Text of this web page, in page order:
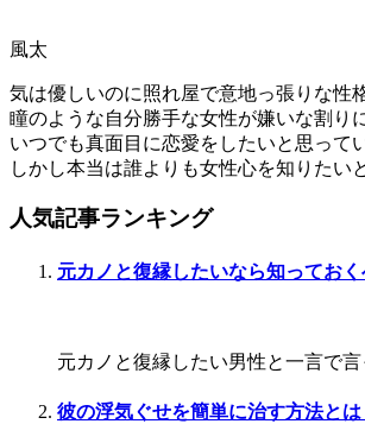
風太
気は優しいのに照れ屋で意地っ張りな性
瞳のような自分勝手な女性が嫌いな割り
いつでも真面目に恋愛をしたいと思っ
しかし本当は誰よりも女性心を知りたい
人気記事ランキング
元カノと復縁したいなら知ってお
元カノと復縁したい男性と一言で
彼の浮気ぐせを簡単に治す方法と